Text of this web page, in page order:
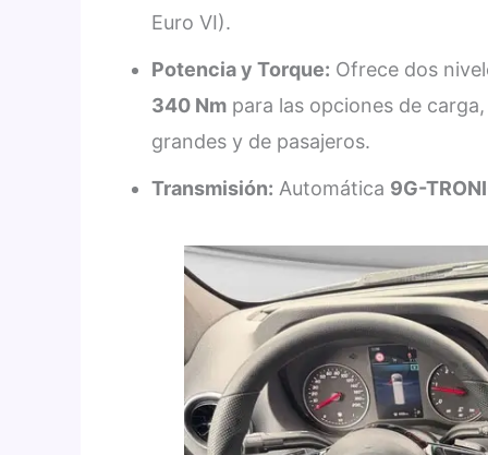
Euro VI).
Potencia y Torque: Ofrece dos
340 Nm para las opciones de
grandes y de pasajeros.
Transmisión: Automática 9G-